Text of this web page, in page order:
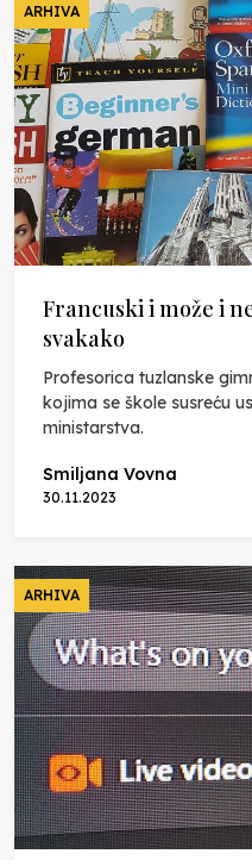
ARHIVA
Francuski i može i
svakako
Profesorica tuzlanske
kojima se škole susreću
ministarstva.
Smiljana Vovna
30.11.2023
ARHIVA